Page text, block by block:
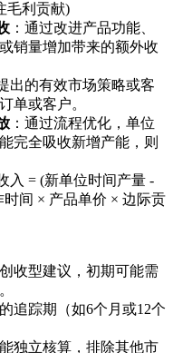
毛利贡献)
：通过改进产品功能、
销量增加带来的额外收
出的有效市场策略或客
单或客户。
：通过流程优化，单位
完全吸收新增产能，则
入 = (新单位时间产量 -
间 × 产品单价 × 边际贡
创收型建议，初期可能需
追踪期（如6个月或12个
独立核算，排除其他市